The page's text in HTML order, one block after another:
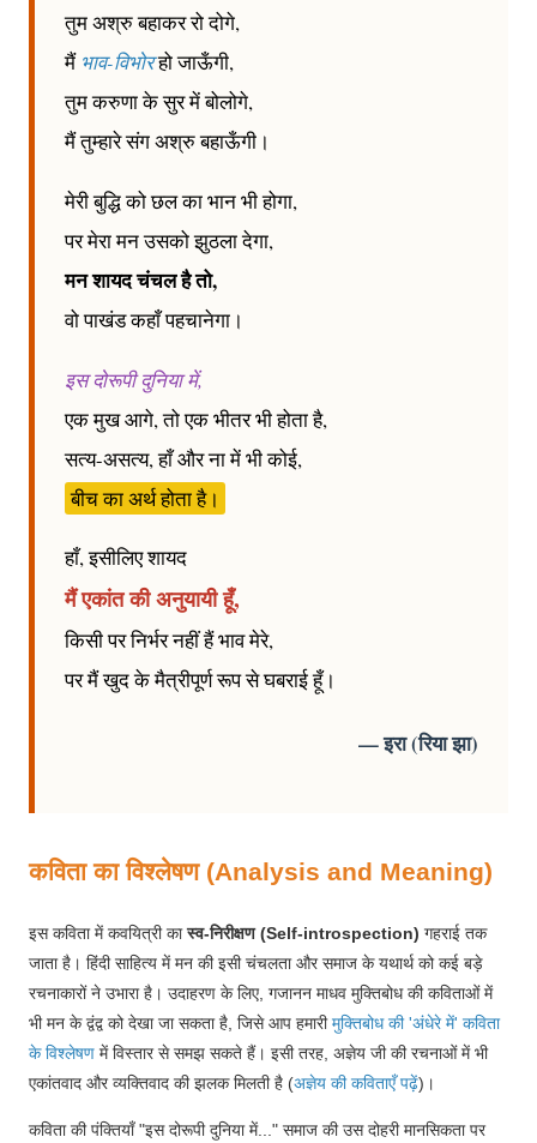
तुम अश्रु बहाकर रो दोगे,
मैं भाव-विभोरहो जाऊँगी,
तुम करुणा के सुर में बोलोगे,
मैं तुम्हारे संग अश्रु बहाऊँगी।
मेरी बुद्धि को छल का भान भी होगा,
पर मेरा मन उसको झुठला देगा,
मन शायद चंचल है तो,
वो पाखंड कहाँ पहचानेगा।
इस दोरूपी दुनिया में,
एक मुख आगे, तो एक भीतर भी होता है,
सत्य-असत्य, हाँ और ना में भी कोई,
बीच का अर्थ‌ होता है।
हाँ, इसीलिए शायद
मैं एकांत की अनुयायी हूँ,
किसी पर निर्भर नहीं हैं भाव मेरे,
पर मैं खुद के मैत्रीपूर्ण रूप से घबराई हूँ।
— इरा (रिया झा)
कविता का विश्लेषण (Analysis and Meaning)
इस कविता में कवयित्री कास्व-निरीक्षण (Self-introspection) गहराई तक
जाता है। हिंदी साहित्य में मन की इसी चंचलता और समाज के यथार्थ को कई बड़े
रचनाकारों ने उभारा है। उदाहरण के लिए, गजानन माधव मुक्तिबोध की कविताओं में
भी मन के द्वंद्व को देखा जा सकता है, जिसे आप हमारीमुक्तिबोध की 'अंधेरे में' कविता
के विश्लेषण में विस्तार से समझ सकते हैं। इसी तरह, अज्ञेय जी की रचनाओं में भी
एकांतवाद और व्यक्तिवाद की झलक मिलती है (अज्ञेय की कविताएँ पढ़ें)।
कविता की पंक्तियाँ "इस दोरूपी दुनिया में..." समाज की उस दोहरी मानसिकता पर